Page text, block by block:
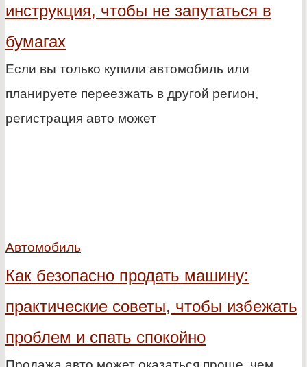
инструкция, чтобы не запутаться в
бумагах
Если вы только купили автомобиль или
планируете переезжать в другой регион,
регистрация авто может
Автомобиль
Как безопасно продать машину:
практические советы, чтобы избежать
проблем и спать спокойно